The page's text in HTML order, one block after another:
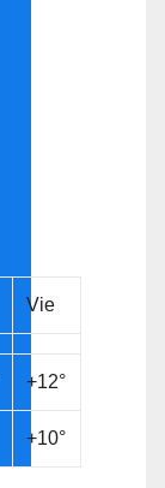
Vie
+12°
+10°